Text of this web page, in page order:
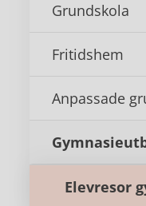
Grundskola
Fritidshem
Anpassade
Elevresor